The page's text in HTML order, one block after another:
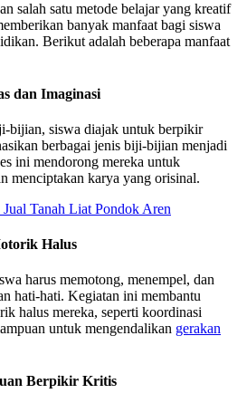
salah satu metode belajar yang kreatif
banyak manfaat bagi siswa
Berikut adalah beberapa manfaat
dan Imaginasi
bijian, siswa diajak untuk berpikir
berbagai jenis biji-bijian menjadi
ini mendorong mereka untuk
menciptakan karya yang orisinal.
Tanah Liat Pondok Aren
Halus
harus memotong, menempel, dan
hati-hati. Kegiatan ini membantu
halus mereka, seperti koordinasi
untuk mengendalikan gerakan
Berpikir Kritis